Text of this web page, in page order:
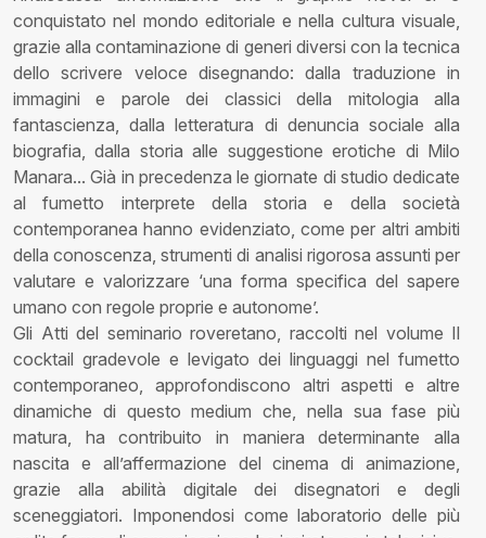
conquistato nel mondo editoriale e nella cultura visuale,
grazie alla contaminazione di generi diversi con la tecnica
dello scrivere veloce disegnando: dalla traduzione in
immagini e parole dei classici della mitologia alla
fantascienza, dalla letteratura di denuncia sociale alla
biografia, dalla storia alle suggestione erotiche di Milo
Manara... Già in precedenza le giornate di studio dedicate
al fumetto interprete della storia e della società
contemporanea hanno evidenziato, come per altri ambiti
della conoscenza, strumenti di analisi rigorosa assunti per
valutare e valorizzare ‘una forma specifica del sapere
umano con regole proprie e autonome’.
Gli Atti del seminario roveretano, raccolti nel volume Il
cocktail gradevole e levigato dei linguaggi nel fumetto
contemporaneo, approfondiscono altri aspetti e altre
dinamiche di questo medium che, nella sua fase più
matura, ha contribuito in maniera determinante alla
nascita e all’affermazione del cinema di animazione,
grazie alla abilità digitale dei disegnatori e degli
sceneggiatori. Imponendosi come laboratorio delle più